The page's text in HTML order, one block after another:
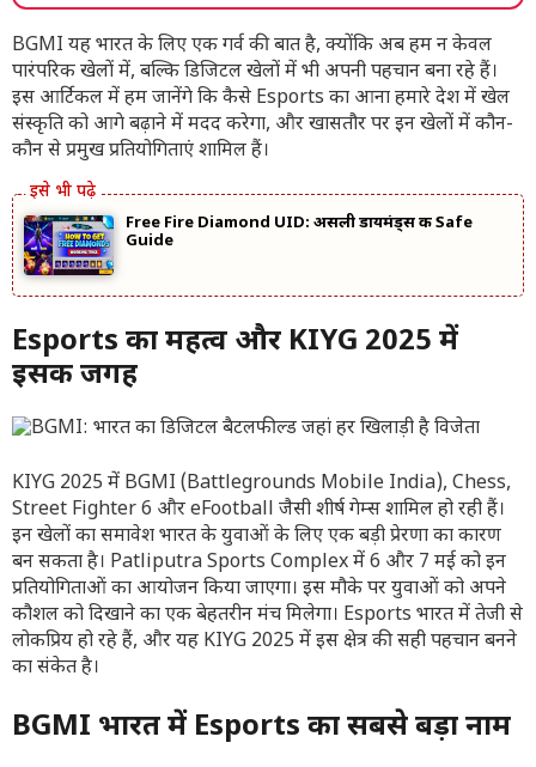
BGMI यह भारत के लिए एक गर्व की बात है, क्योंकि अब हम न केवल
पारंपरिक खेलों में, बल्कि डिजिटल खेलों में भी अपनी पहचान बना रहे हैं।
इस आर्टिकल में हम जानेंगे कि कैसे Esports का आना हमारे देश में खेल
संस्कृति को आगे बढ़ाने में मदद करेगा, और खासतौर पर इन खेलों में कौन-
कौन से प्रमुख प्रतियोगिताएं शामिल हैं।
Free Fire Diamond UID: असली डायमंड्स की Safe
Guide
Esports का महत्व और KIYG 2025 में
इसकी जगह
KIYG 2025 में BGMI (Battlegrounds Mobile India), Chess,
Street Fighter 6 और eFootball जैसी शीर्ष गेम्स शामिल हो रही हैं।
इन खेलों का समावेश भारत के युवाओं के लिए एक बड़ी प्रेरणा का कारण
बन सकता है। Patliputra Sports Complex में 6 और 7 मई को इन
प्रतियोगिताओं का आयोजन किया जाएगा। इस मौके पर युवाओं को अपने
कौशल को दिखाने का एक बेहतरीन मंच मिलेगा। Esports भारत में तेजी से
लोकप्रिय हो रहे हैं, और यह KIYG 2025 में इस क्षेत्र की सही पहचान बनने
का संकेत है।
BGMI भारत में Esports का सबसे बड़ा नाम